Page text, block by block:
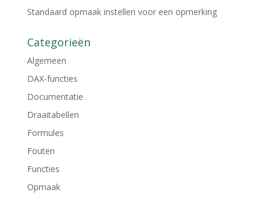
Standaard opmaak instellen voor een opmerking
Categorieën
Algemeen
DAX-functies
Documentatie
Draaitabellen
Formules
Fouten
Functies
Opmaak